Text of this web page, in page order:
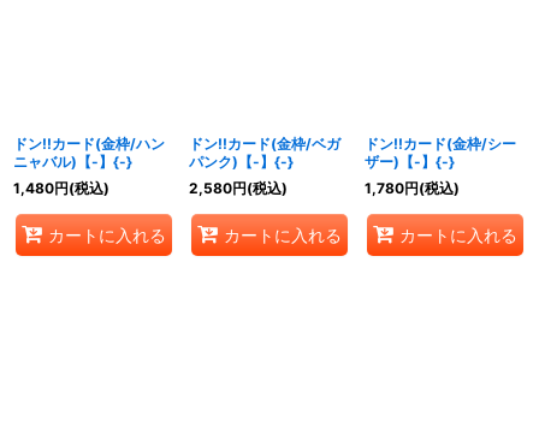
ドン!!カード(金枠/ハン
ニャバル)【-】{-}
1,480円(税込)
カートに入れる
ドン!!カード(金枠/ベガ
パンク)【-】{-}
2,580円(税込)
カートに入れる
ドン!!カード(金枠/シー
ザー)【-】{-}
1,780円(税込)
カートに入れる